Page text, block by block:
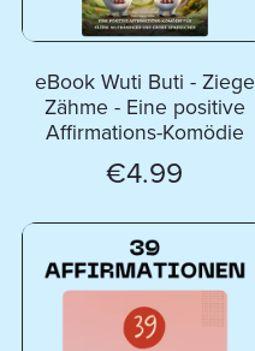
eBook Wuti Buti - Ziege
Zähme - Eine positive
Affirmations-Komödie
€4.99